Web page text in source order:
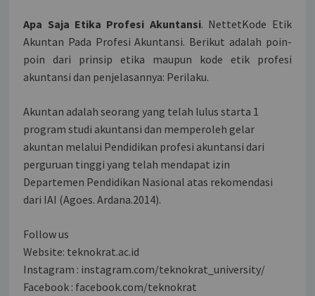
Apa Saja Etika Profesi Akuntansi. NettetKode Etik
Akuntan Pada Profesi Akuntansi. Berikut adalah poin-
poin dari prinsip etika maupun kode etik profesi
akuntansi dan penjelasannya: Perilaku.
Akuntan adalah seorang yang telah lulus starta 1
program studi akuntansi dan memperoleh gelar
akuntan melalui Pendidikan profesi akuntansi dari
perguruan tinggi yang telah mendapat izin
Departemen Pendidikan Nasional atas rekomendasi
dari IAI (Agoes. Ardana.2014).
Follow us
Website: teknokrat.ac.id
Instagram : instagram.com/teknokrat_university/
Facebook : facebook.com/teknokrat